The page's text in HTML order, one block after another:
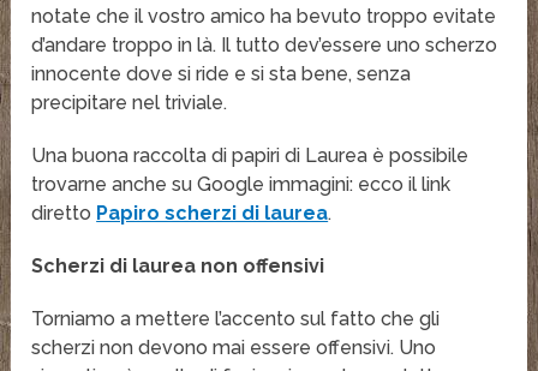
notate che il vostro amico ha bevuto troppo evitate
d’andare troppo in là. Il tutto dev’essere uno scherzo
innocente dove si ride e si sta bene, senza
precipitare nel triviale.
Una buona raccolta di papiri di Laurea è possibile
trovarne anche su Google immagini: ecco il link
diretto Papiro scherzi di laurea.
Scherzi di laurea non offensivi
Torniamo a mettere l’accento sul fatto che gli
scherzi non devono mai essere offensivi. Uno